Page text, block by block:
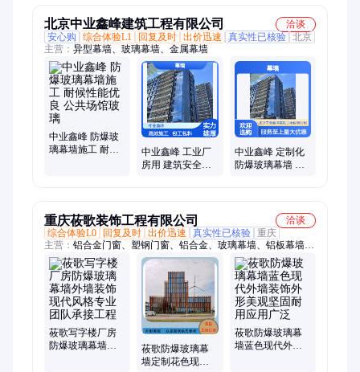
北京中业鑫峰建筑工程有限公司
洽谈
安心购
综合体验L1 回复及时 出价迅速 真实性已核验 北京
主营： 异型幕墙、玻璃幕墙、金属幕墙
中业鑫峰 防爆玻
璃幕墙施工 耐候
中业鑫峰 工业厂
房用 建筑安全防
中业鑫峰 定制化
防爆玻璃幕墙 施
重庆莜歌装饰工程有限公司
洽谈
综合体验L0
回复及时 出价迅速 真实性已核验 重庆
主营： 铝合金门窗、塑钢门窗、铝合金、玻璃幕墙、铝板幕墙、
工程幕墙、铝门窗、防护栏、膜结构、玻璃栏杆、断桥铝门窗、
厂房门窗、工程门窗、塑钢窗、推拉门、平开门
莜歌写字楼厂房
防爆玻璃幕墙外
莜歌防爆玻璃幕
墙定制花色现代
莜歌防爆玻璃幕
墙蓝色现代外墙